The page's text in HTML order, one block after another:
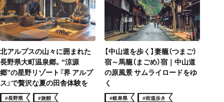
北アルプスの山々に囲まれた
長野県大町温泉郷。“涼源
郷”の星野リゾート『界 アルプ
ス』で贅沢な夏の田舎体験を
#長野県 #旅館
【中山道を歩く】妻籠（つまご）
宿～馬籠（まごめ）宿｜中山道
の原風景 サムライロードをゆ
く
#岐阜県 #街道歩き